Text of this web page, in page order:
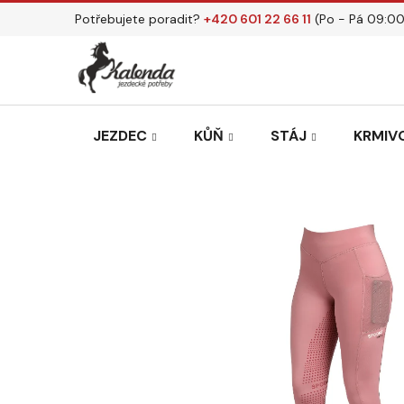
Přejít
Potřebujete poradit? +420 601 22 66 11 (Po - Pá
JEZDEC KŮŇ STÁJ